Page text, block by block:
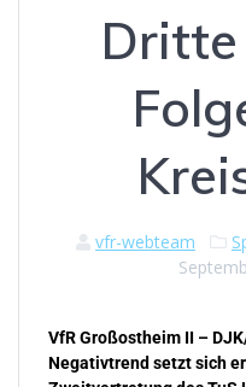
vfr-webteam
VfR Großostheim II –
Negativtrend setzt sich